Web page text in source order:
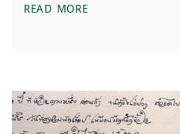
READ MOREการจัดงานรำลึก สื